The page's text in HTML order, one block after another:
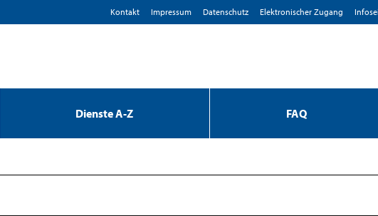
Kontakt Impressum D­atenschutz Elektronischer Zugang
Dienste A-Z FAQ